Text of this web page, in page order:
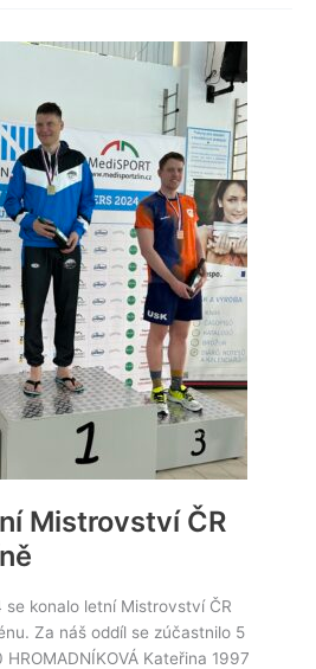
Mistrovství ČR
konalo letní Mistrovství ČR
Za náš oddíl se zúčastnilo 5
Kateřina 1997